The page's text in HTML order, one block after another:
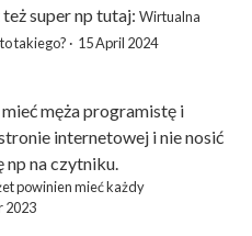
super np tutaj: Wirtualna
takiego? · 15 April 2024
męża programistę i
internetowej i nie nosić
na czytniku.
powinien mieć każdy
2023